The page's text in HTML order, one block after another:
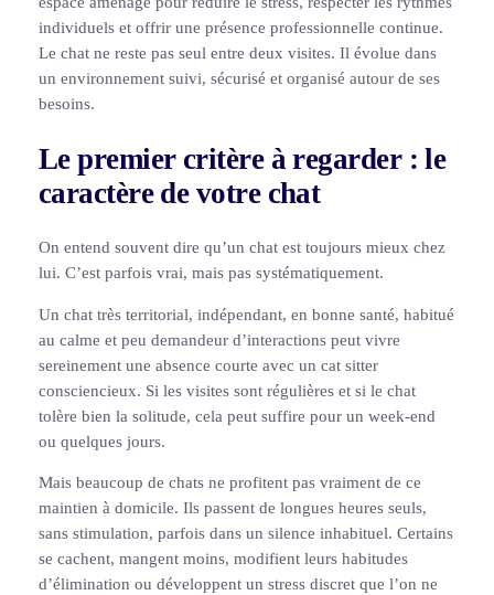
individuels et offrir une présence professionnelle continue.
Le chat ne reste pas seul entre deux visites. Il évolue dans
un environnement suivi, sécurisé et organisé autour de ses
besoins.
Le premier critère à regarder : le
caractère de votre chat
On entend souvent dire qu’un chat est toujours mieux chez
lui. C’est parfois vrai, mais pas systématiquement.
Un chat très territorial, indépendant, en bonne santé, habitué
au calme et peu demandeur d’interactions peut vivre
sereinement une absence courte avec un cat sitter
consciencieux. Si les visites sont régulières et si le chat
tolère bien la solitude, cela peut suffire pour un week-end
ou quelques jours.
Mais beaucoup de chats ne profitent pas vraiment de ce
maintien à domicile. Ils passent de longues heures seuls,
sans stimulation, parfois dans un silence inhabituel. Certains
se cachent, mangent moins, modifient leurs habitudes
d’élimination ou développent un stress discret que l’on ne